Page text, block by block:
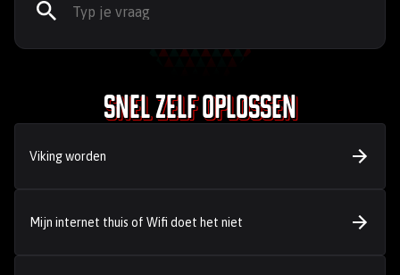
Snel zelf oplossen
Viking worden
Mijn internet thuis of Wifi doet het niet